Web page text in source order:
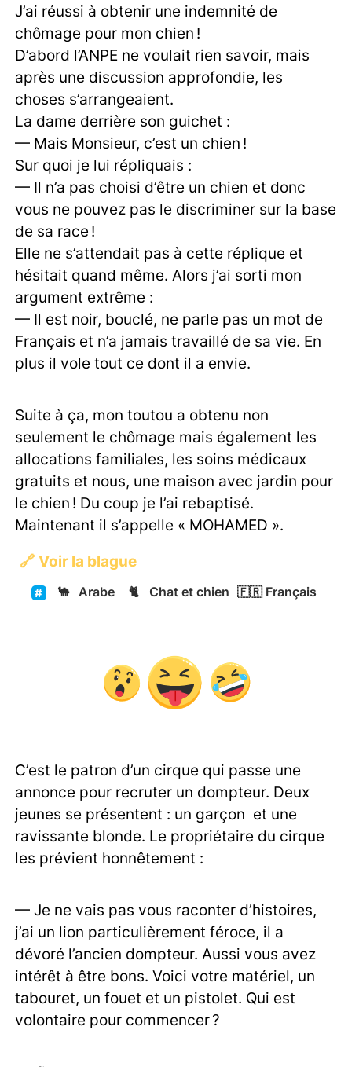
J’ai réussi à obtenir une indemnité de
chômage pour mon chien !
D’abord l’ANPE ne voulait rien savoir, mais
après une discussion approfondie, les
choses s’arrangeaient.
La dame derrière son guichet :
— Mais Monsieur, c’est un chien !
Sur quoi je lui répliquais :
— Il n’a pas choisi d’être un chien et donc
vous ne pouvez pas le discriminer sur la base
de sa race !
Elle ne s’attendait pas à cette réplique et
hésitait quand même. Alors j’ai sorti mon
argument extrême :
— Il est noir, bouclé, ne parle pas un mot de
Français et n’a jamais travaillé de sa vie. En
plus il vole tout ce dont il a envie.
Suite à ça, mon toutou a obtenu non
seulement le chômage mais également les
allocations familiales, les soins médicaux
gratuits et nous, une maison avec jardin pour
le chien ! Du coup je l’ai rebaptisé.
Maintenant il s’appelle « MOHAMED ».
🔗 Voir la blague
🐪 Arabe 🐈 Chat et chien 🇫🇷 Français
C’est le patron d’un cirque qui passe une
annonce pour recruter un dompteur. Deux
jeunes se présentent : un garçon et une
ravissante blonde. Le propriétaire du cirque
les prévient honnêtement :
— Je ne vais pas vous raconter d’histoires,
j’ai un lion particulièrement féroce, il a
dévoré l’ancien dompteur. Aussi vous avez
intérêt à être bons. Voici votre matériel, un
tabouret, un fouet et un pistolet. Qui est
volontaire pour commencer ?